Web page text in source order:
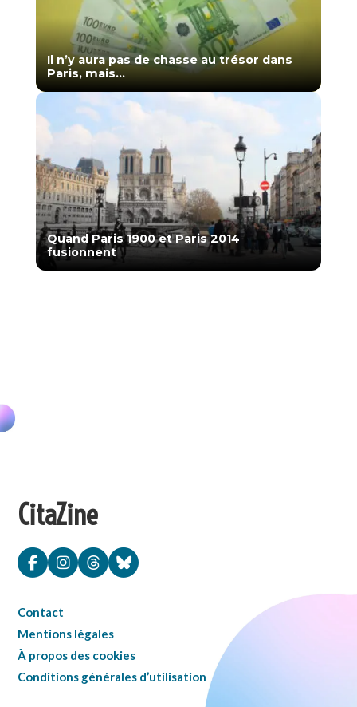
Il n’y aura pas de chasse au trésor dans
Paris, mais...
Quand Paris 1900 et Paris 2014
fusionnent
CitaZine
Contact
Mentions légales
À propos des cookies
Conditions générales d’utilisation